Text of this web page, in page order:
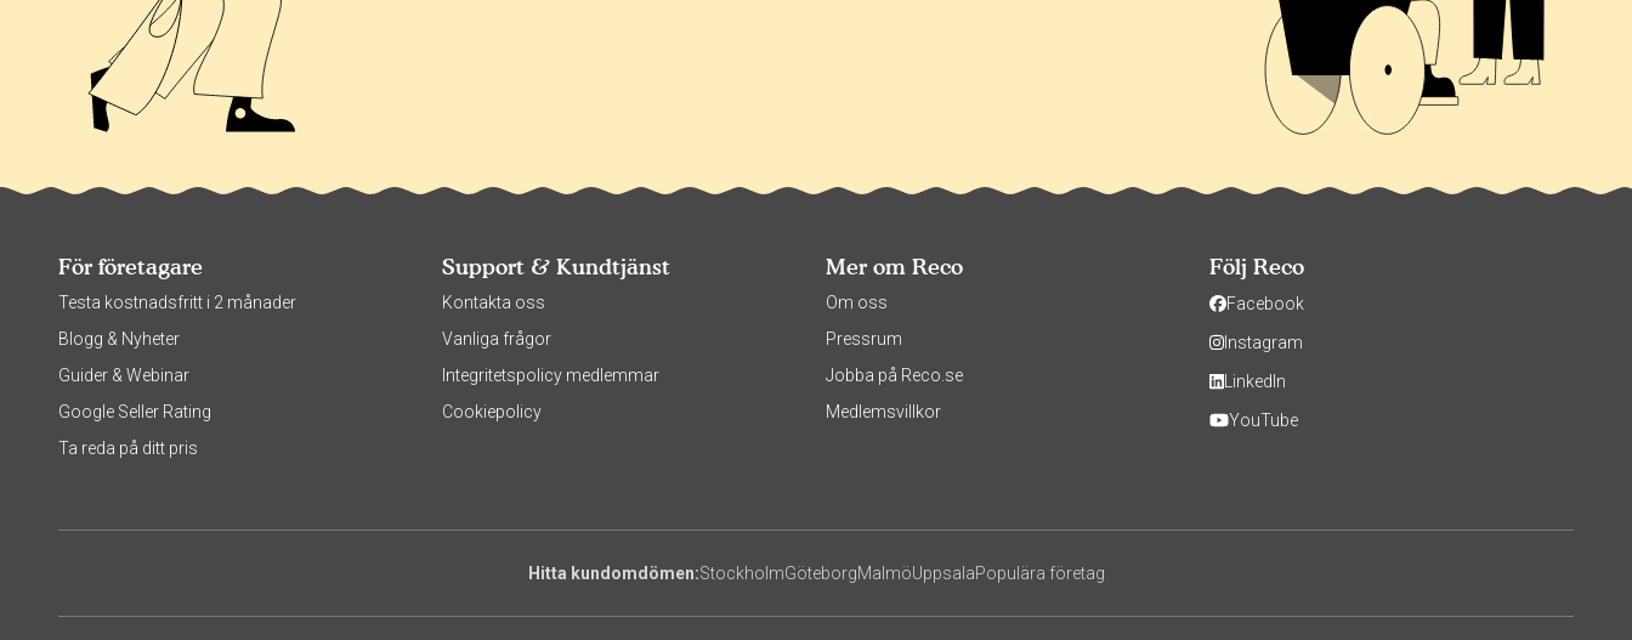
För företagare
Testa kostnadsfritt i 2 månader
Blogg & Nyheter
Guider & Webinar
Google Seller Rating
Ta reda på ditt pris
Support & Kundtjänst
Kontakta oss
Vanliga frågor
Integritetspolicy medlemmar
Cookiepolicy
Mer om Reco
Om oss
Pressrum
Jobba på Reco.se
Medlemsvillkor
Följ Reco
Facebook
Instagram
LinkedIn
YouTube
Hitta kundomdömen:StockholmGöteborgMalmöUppsalaPopulära företag